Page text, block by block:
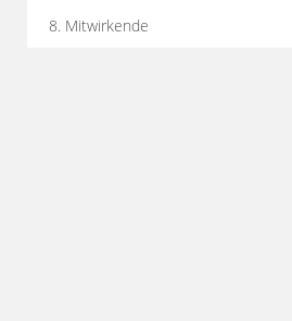
8. Mitwirkende